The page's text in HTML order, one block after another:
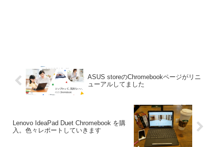
ASUS storeのChromebookページがリニ
ューアルしてました
Lenovo IdeaPad Duet Chromebook を購
入。色々レポートしていきます